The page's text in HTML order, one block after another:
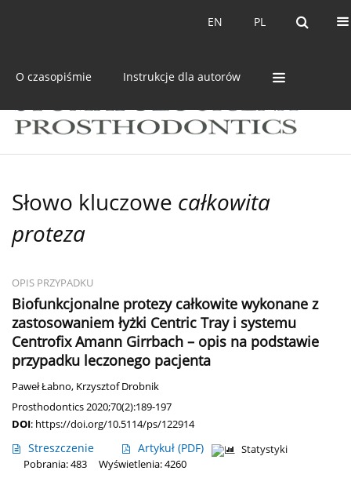
PL
EN PL
EN
O czasopiśmie Instrukcje dla autorów
Słowo kluczowe całkowita
proteza
OPIS PRZYPADKU
Biofunkcjonalne protezy całkowite wykonane z
zastosowaniem łyżki Centric Tray i systemu
Centrofix Amann Girrbach – opis na podstawie
przypadku leczonego pacjenta
Paweł Łabno, Krzysztof Drobnik
Prosthodontics 2020;70(2):189-197
DOI: https://doi.org/10.5114/ps/122914
Streszczenie Artykuł (PDF)
Statystyki
Pobrania: 483
Wyświetlenia: 4260